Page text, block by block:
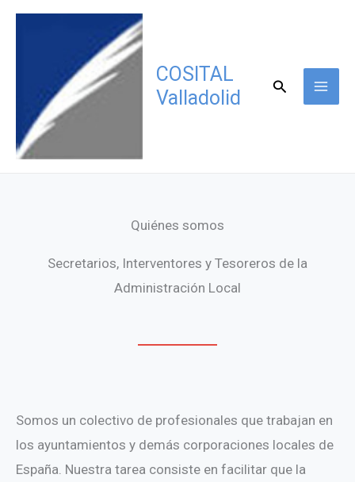
COSITAL
Valladolid
Buscar
Quiénes somos
Secretarios, Interventores y Tesoreros de la
Administración Local
Somos un colectivo de profesionales que trabajan en
los ayuntamientos y demás corporaciones locales de
España. Nuestra tarea consiste en facilitar que la